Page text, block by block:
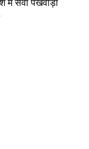
में सेवा पखवाड़ा